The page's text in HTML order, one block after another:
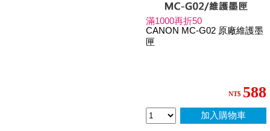
滿1000再折50
CANON MC-G02 原廠維護墨
匣
NT$ 588
加入購物車